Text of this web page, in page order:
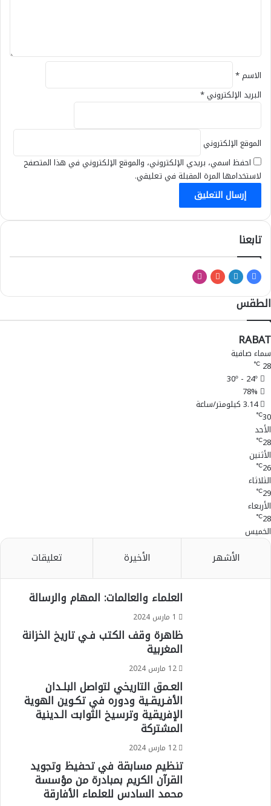
الاسم*
البريد الإلكتروني*
الموقع الإلكتروني
احفظ اسمي، بريدي الإلكتروني، والموقع الإلكتروني في هذا المتصفح
لاستخدامها المرة المقبلة في تعليقي.
تابعنا
فيسبوكلينكدإن‫YouTubeانستقرام
الطقس
RABAT
سماء صافية
28
℃
78%
3.14 كيلومتر/ساعة
30
℃
الأحد
28
℃
الأثنين
26
℃
الثلاثاء
29
℃
الأربعاء
28
℃
الخميس
الأشهر الأخيرة تعليقات
العلماء والعالمات: المهام والرسالة
1 مارس 2024
ظاهرة وقف الكتب فـي تاريخ الخزانة
المغربية
12 مارس 2024
العـمق التاريخي لتواصل البلـدان
الأفـريقـية ودوره في تكـوين الهوية
الإفريقية وترسيخ الثوابت الـدينية
المشتركة
12 مارس 2024
تنظيم مسابقة في تحفيظ وتجويد
القرآن الكريم بمبادرة من مؤسسة
محمد السادس للعلماء الأفارقة